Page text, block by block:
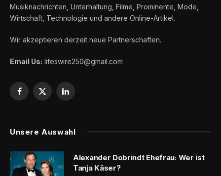
Musiknachrichten, Unterhaltung, Filme, Prominente, Mode,
Wirtschaft, Technologie und andere Online-Artikel.
Wir akzeptieren derzeit neue Partnerschaften.
Email Us: lifeswire250@gmail.com
Facebook
X
LinkedIn
Unsere Auswahl
Alexander Dobrindt Ehefrau: Wer ist
Tanja Käser?